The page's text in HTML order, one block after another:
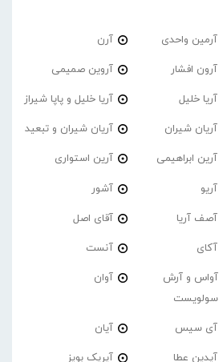
آرمین واحدی آرن
آرون افشار آروین صمیمی
آریا خلیل آریا خلیل و پاپا شیراز
آریان شیران آریان شیران و تبعید
آرین ابراهیمی آرین استواری
آریو آشور
آصف آریا آقای اصل
آکای آنست
آواس و آرش
سولویست
آوان
آی سیس آیان
آیدین عطا آیریک بویز